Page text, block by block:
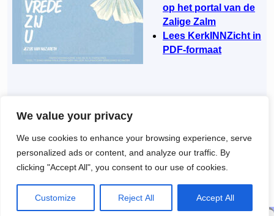
We value your privacy
We use cookies to enhance your browsing experience, serve
personalized ads or content, and analyze our traffic. By
clicking "Accept All", you consent to our use of cookies.
Customize Reject All Accept All
op het portal van de
Zalige Zalm
Lees KerkINNZicht in
PDF-formaat
Dit bericht werd geplaatst inArchief
Open brief aan onze jon­ge­
ren en de oudere jongeren:
Houd goede moed en ver­won­
der je
27 september 2025 Bedevaart
dekenaat Schagen naar
Heiligdom in Heiloo